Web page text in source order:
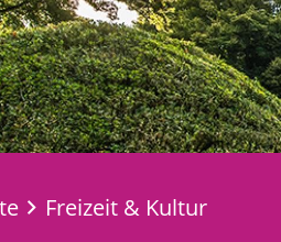
Freizeit & Kultur